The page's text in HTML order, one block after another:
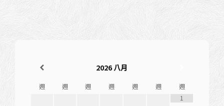
2026八月
週 週 週 週 週 週
週
1